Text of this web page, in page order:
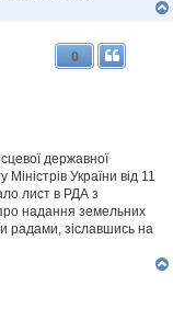
0
державної
України від 11
лист в РДА з
надання земельних
радами, зіславшись на